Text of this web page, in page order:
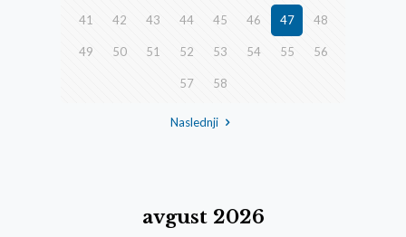
41 42 43 44 45 46 47 48
49 50 51 52 53 54 55 56
57 58
Naslednji
avgust 2026